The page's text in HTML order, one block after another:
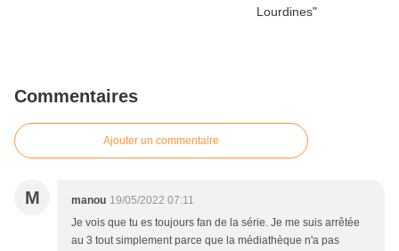
Commentaires
Ajouter un commentaire
M manou 19/05/2022 07:11
Je vois que tu es toujours fan de la série. Je me suis arrêtée
au 3 tout simplement parce que la médiathèque n'a pas